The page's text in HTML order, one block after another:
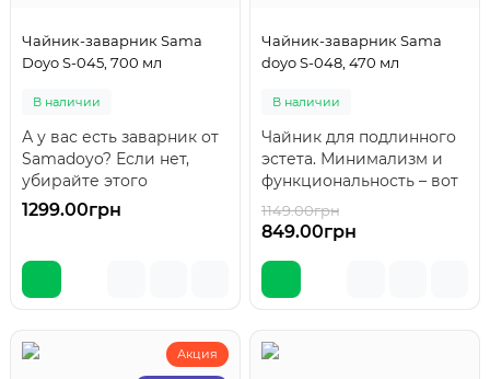
Чайник-заварник Sama
Doyo S-045, 700 мл
В наличии
А у вас есть заварник от
Samadoyo? Если нет,
убирайте этого
красавца.
Универсальная модель
1299.00грн
Чайник-заварник Sama
doyo S-048, 470 мл
В наличии
Чайник для подлинного
эстета. Минимализм и
функциональность – вот
принципы Самадойо.
Впрочем, нам то..
1149.00грн
849.00грн
Акция